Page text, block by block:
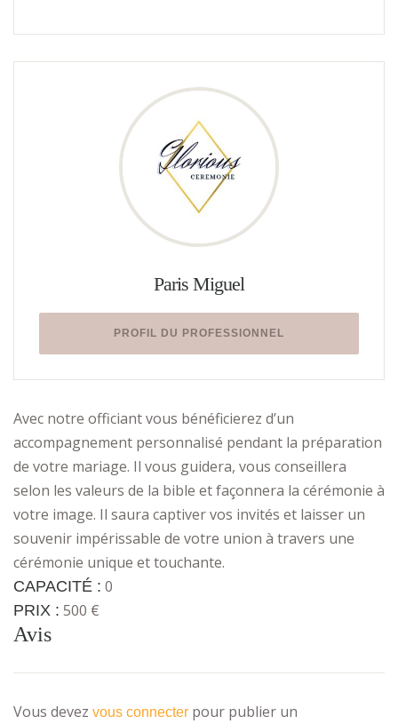
Paris Miguel
PROFIL DU PROFESSIONNEL
Avec notre officiant vous bénéficierez d’un
accompagnement personnalisé pendant la préparation
de votre mariage. Il vous guidera, vous conseillera
selon les valeurs de la bible et façonnera la cérémonie à
votre image. Il saura captiver vos invités et laisser un
souvenir impérissable de votre union à travers une
cérémonie unique et touchante.
CAPACITÉ : 0
PRIX : 500 €
Avis
Vous devez vous connecter pour publier un